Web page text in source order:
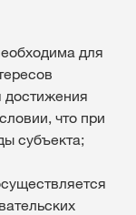
для
достижения
что при
субъекта;